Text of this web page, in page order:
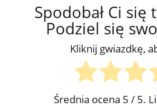
Spodobał Ci się
Podziel się
Kliknij gwiazdkę,
Średnia ocena 5 / 5.